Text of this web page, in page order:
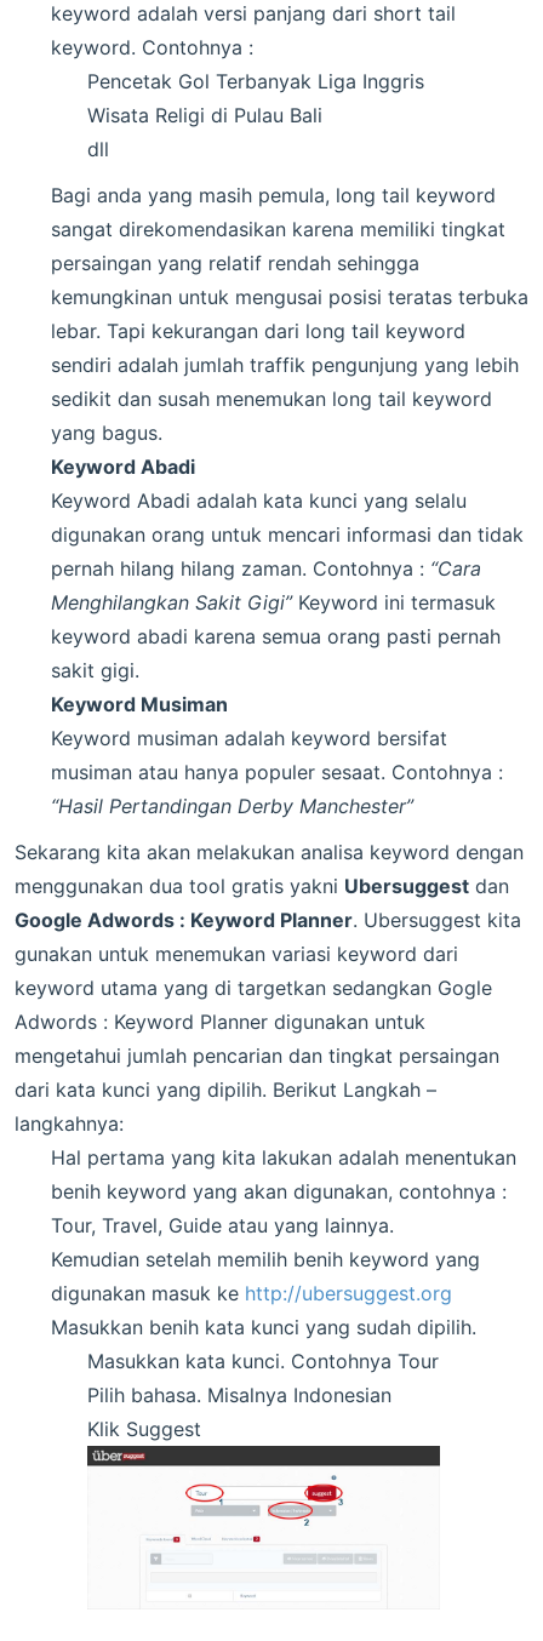
keyword adalah versi panjang dari short tail
keyword. Contohnya :
Pencetak Gol Terbanyak Liga Inggris
Wisata Religi di Pulau Bali
dll
Bagi anda yang masih pemula, long tail keyword
sangat direkomendasikan karena memiliki tingkat
persaingan yang relatif rendah sehingga
kemungkinan untuk mengusai posisi teratas terbuka
lebar. Tapi kekurangan dari long tail keyword
sendiri adalah jumlah traffik pengunjung yang lebih
sedikit dan susah menemukan long tail keyword
yang bagus.
Keyword Abadi
Keyword Abadi adalah kata kunci yang selalu
digunakan orang untuk mencari informasi dan tidak
pernah hilang hilang zaman. Contohnya : “Cara
Menghilangkan Sakit Gigi”Keyword ini termasuk
keyword abadi karena semua orang pasti pernah
sakit gigi.
Keyword Musiman
Keyword musiman adalah keyword bersifat
musiman atau hanya populer sesaat. Contohnya :
“Hasil Pertandingan Derby Manchester”
Sekarang kita akan melakukan analisa keyword dengan
menggunakan dua tool gratis yakni Ubersuggest dan
Google Adwords : Keyword Planner. Ubersuggest kita
gunakan untuk menemukan variasi keyword dari
keyword utama yang di targetkan sedangkan Gogle
Adwords : Keyword Planner digunakan untuk
mengetahui jumlah pencarian dan tingkat persaingan
dari kata kunci yang dipilih. Berikut Langkah –
langkahnya:
Hal pertama yang kita lakukan adalah menentukan
benih keyword yang akan digunakan, contohnya :
Tour, Travel, Guide atau yang lainnya.
Kemudian setelah memilih benih keyword yang
digunakan masuk ke http://ubersuggest.org
Masukkan benih kata kunci yang sudah dipilih.
Masukkan kata kunci. Contohnya Tour
Pilih bahasa. Misalnya Indonesian
Klik Suggest